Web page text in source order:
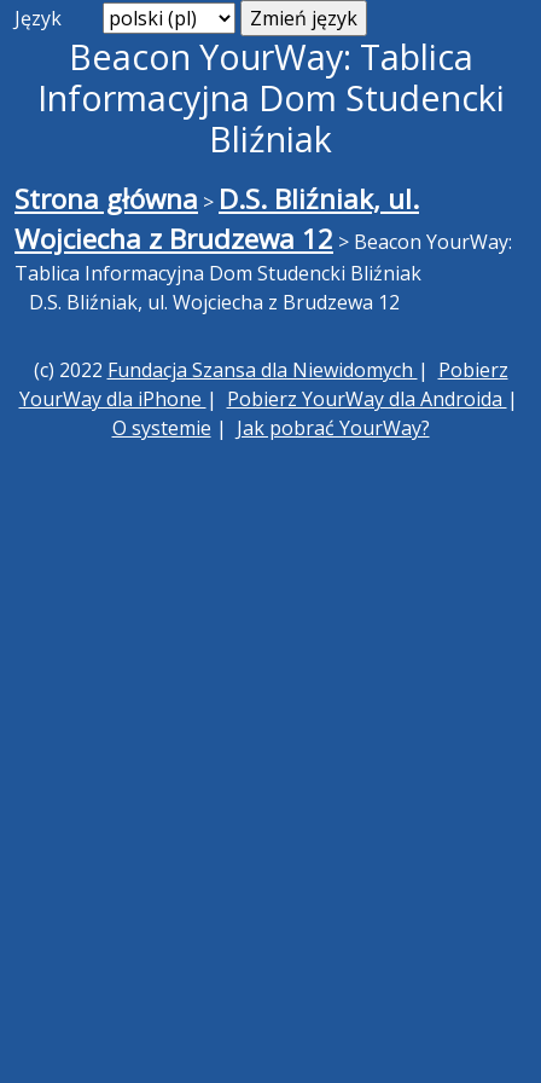
Język
Beacon YourWay: Tablica
Informacyjna Dom Studencki
Bliźniak
Strona główna > D.S. Bliźniak, ul.
Wojciecha z Brudzewa 12 > Beacon YourWay:
Tablica Informacyjna Dom Studencki Bliźniak
D.S. Bliźniak, ul. Wojciecha z Brudzewa 12
(c) 2022 Fundacja Szansa dla Niewidomych | Pobierz
YourWay dla iPhone | Pobierz YourWay dla Androida |
O systemie | Jak pobrać YourWay?